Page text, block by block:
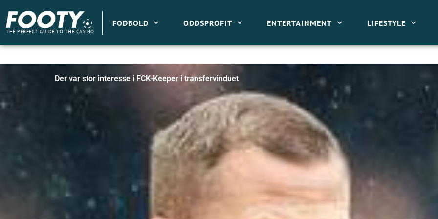
indholdet
THE PERFECT GUIDE TO THE CASINO
FODBOLD ODDSPROFIT ENTERTAINMENT LIFESTYLE
Der var stor interesse i FCK-Keeper i transfervinduet